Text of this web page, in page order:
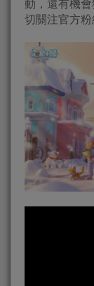
動，還有機
切關注官方粉